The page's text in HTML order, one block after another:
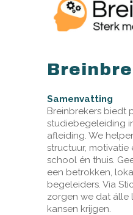
Samenvatting
Breinbrekers biedt
studiebegeleiding
afleiding. We
structuur,
school én thuis.
een betrokken,
begeleiders. Via
zorgen we dat álle
kansen krijgen.